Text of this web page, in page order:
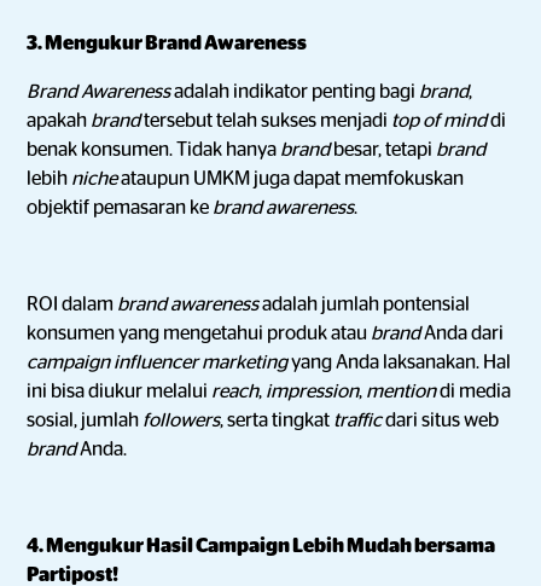
3. Mengukur Brand Awareness
Brand Awarenessadalah indikator penting bagi brand,
apakah brandtersebut telah sukses menjadi top of minddi
benak konsumen. Tidak hanya brandbesar, tetapi brand
lebih nicheataupun UMKM juga dapat memfokuskan
objektif pemasaran ke brand awareness.
ROI dalam brand awarenessadalah jumlah pontensial
konsumen yang mengetahui produk atau brandAnda dari
campaign influencer marketingyang Anda laksanakan. Hal
ini bisa diukur melalui reach, impression, mentiondi media
sosial, jumlah followers, serta tingkat trafficdari situs web
brandAnda.
4. Mengukur Hasil Campaign Lebih Mudah bersama
Partipost!